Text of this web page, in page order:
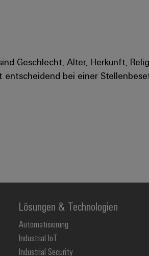
Geschlecht, Alter, Herkunft,
bei einer
Lösungen & Technologien
Automatisierung
Industrial IoT
Industrial Security